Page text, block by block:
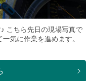
こちら先日の現場写真で
気に作業を進めます。